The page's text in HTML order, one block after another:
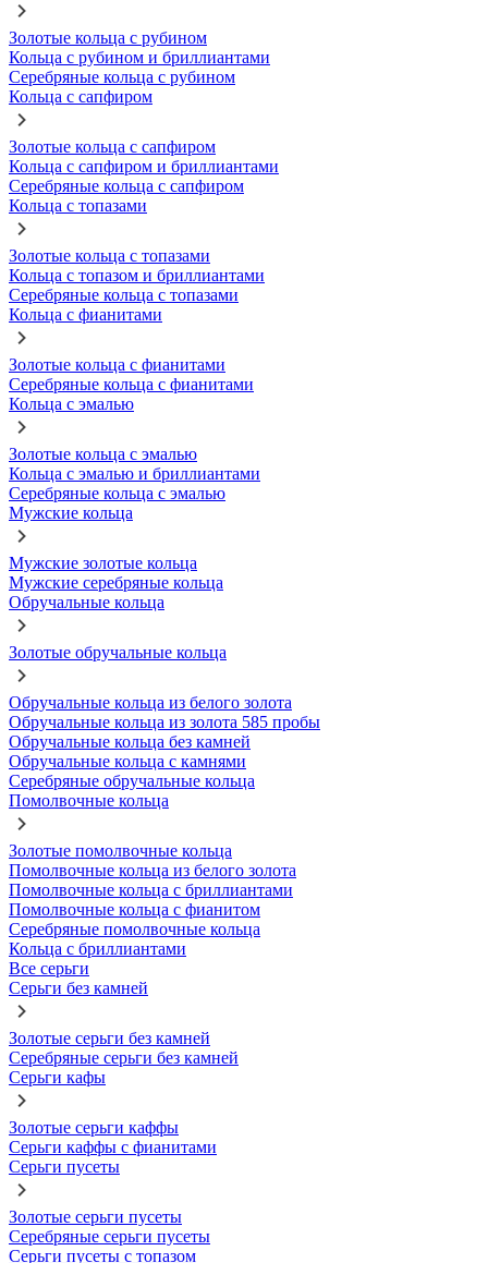
Золотые кольца с рубином
Кольца с рубином и бриллиантами
Серебряные кольца с рубином
Кольца с сапфиром
Золотые кольца с сапфиром
Кольца с сапфиром и бриллиантами
Серебряные кольца с сапфиром
Кольца с топазами
Золотые кольца с топазами
Кольца с топазом и бриллиантами
Серебряные кольца с топазами
Кольца с фианитами
Золотые кольца с фианитами
Серебряные кольца с фианитами
Кольца с эмалью
Золотые кольца с эмалью
Кольца с эмалью и бриллиантами
Серебряные кольца с эмалью
Мужские кольца
Мужские золотые кольца
Мужские серебряные кольца
Обручальные кольца
Золотые обручальные кольца
Обручальные кольца из белого золота
Обручальные кольца из золота 585 пробы
Обручальные кольца без камней
Обручальные кольца с камнями
Серебряные обручальные кольца
Помолвочные кольца
Золотые помолвочные кольца
Помолвочные кольца из белого золота
Помолвочные кольца с бриллиантами
Помолвочные кольца с фианитом
Серебряные помолвочные кольца
Кольца с бриллиантами
Все серьги
Серьги без камней
Золотые серьги без камней
Серебряные серьги без камней
Серьги кафы
Золотые серьги каффы
Серьги каффы с фианитами
Серьги пусеты
Золотые серьги пусеты
Серебряные серьги пусеты
Серьги пусеты с топазом